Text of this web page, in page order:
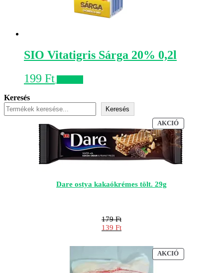
SIO Vitatigris Sárga 20% 0,2l
199 Ft
Keresés
Keresés
AKCIÓAKCIÓS
TERMÉK
Dare ostya kakaókrémes tölt. 29g
179Ft
Original
was:
139 Ft
price
139 Ft.
AKCIÓAKCIÓS
TERMÉK